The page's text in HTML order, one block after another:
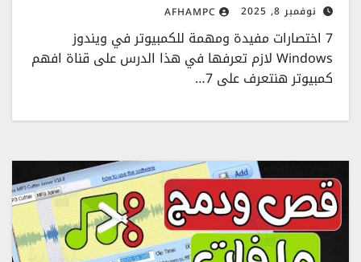
نوفمبر 8, 2025 AFHAMPC
7 اختصارات مفيدة ومهمة للكمبيوتر في ويندوز
Windows لازم تعرفها في هذا الدرس على قناة افهم
كمبيوتر هنتعرف على 7…